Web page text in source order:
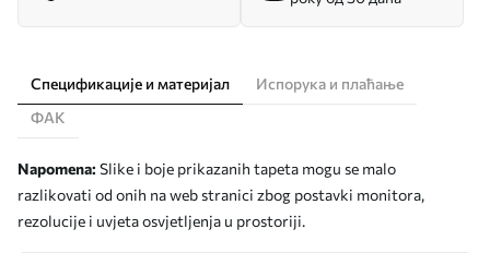
Спецификације и материјал
Испорука и плаћање
ФАК
Napomena: Slike i boje prikazanih tapeta mogu se malo
razlikovati od onih na web stranici zbog postavki monitora,
rezolucije i uvjeta osvjetljenja u prostoriji.